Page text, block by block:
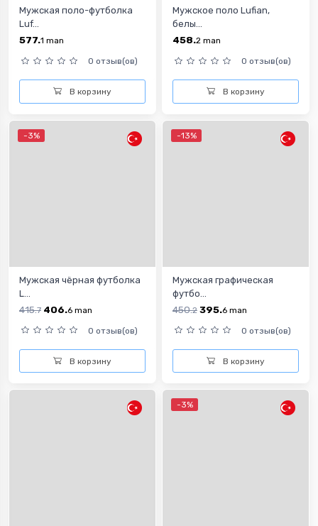
Мужская поло-футболка
Luf...
577.1 man
0 отзыв(ов)
В корзину
Мужское поло Lufian,
белы...
458.2 man
0 отзыв(ов)
В корзину
-3%
Мужская чёрная футболка
L...
415.7 406.6 man
0 отзыв(ов)
В корзину
-13%
Мужская графическая
футбо...
450.2 395.6 man
0 отзыв(ов)
В корзину
-3%